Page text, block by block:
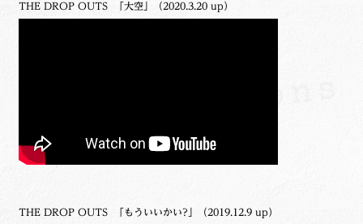
THE DROP OUTS 「大空」（2020.3.20 up）
THE DROP OUTS 「もういいかい?」（2019.12.9 up）